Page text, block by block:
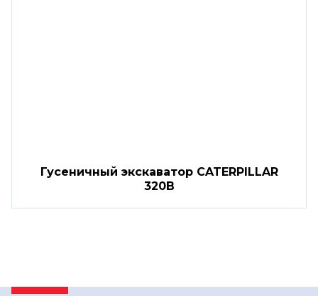
Гусеничный экскаватор CATERPILLAR
320B